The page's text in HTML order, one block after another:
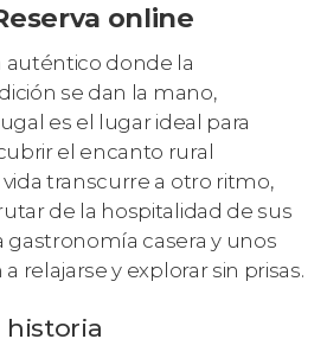
online
auténtico donde la
se dan la mano,
es el lugar ideal para
el encanto rural
transcurre a otro ritmo,
de la hospitalidad de sus
gastronomía casera y unos
relajarse y explorar sin prisas.
historia